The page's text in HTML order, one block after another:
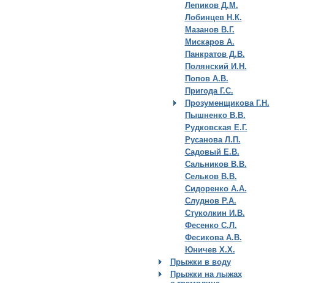
Лепиков Д.М.
Лобинцев Н.К.
Мазанов В.Г.
Мискаров А.
Панкратов Д.В.
Полянский И.Н.
Попов А.В.
Пригода Г.С.
Прозуменщикова Г.Н.
Пышненко В.В.
Рудковская Е.Г.
Русанова Л.П.
Садовый Е.В.
Сальников В.В.
Сельков В.В.
Сидоренко А.А.
Слуднов Р.А.
Стуколкин И.В.
Фесенко С.Л.
Фесикова А.В.
Юничев Х.Х.
Прыжки в воду
Прыжки на лыжах